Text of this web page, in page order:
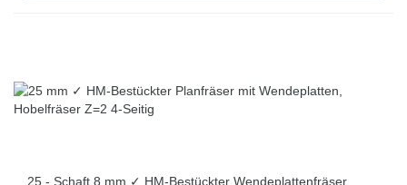
25 - Schaft 8 mm ✓ HM-Bestückter Wendeplattenfräser,